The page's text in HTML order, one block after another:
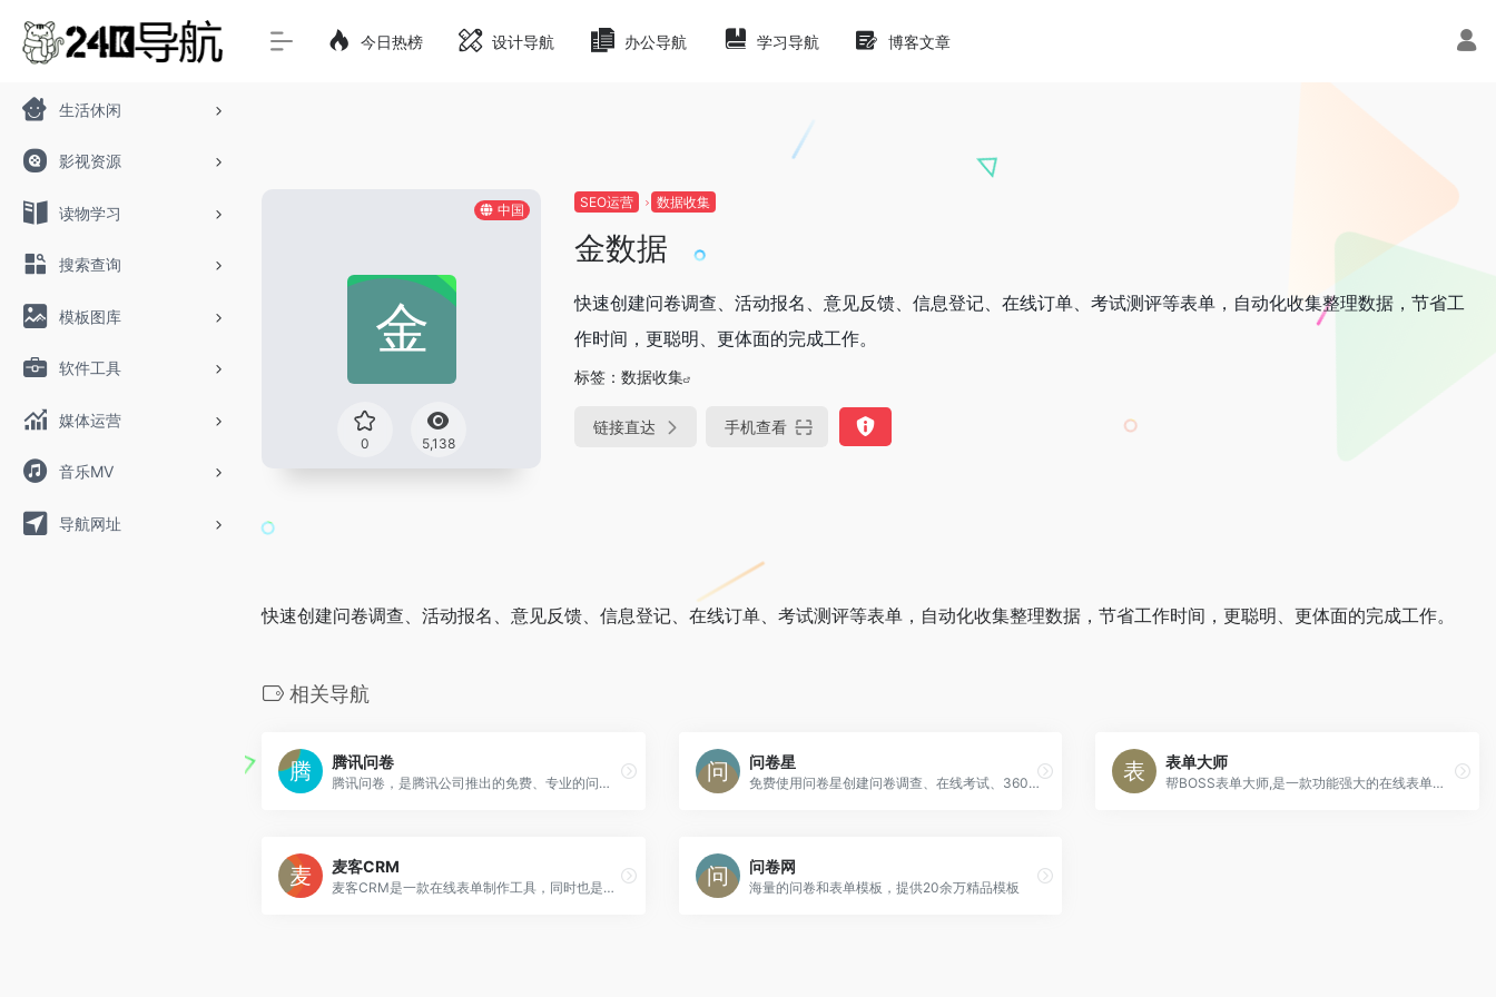
生活休闲
影视资源
读物学习
搜索查询
模板图库
软件工具
媒体运营
音乐MV
导航网址
今日热榜 设计导航 办公导航 学习导航 博客文章
中国
0 5,138
SEO运营 数据收集
金数据
快速创建问卷调查、活动报名、意见反馈、信息登记、在线订单、考试测评等表单，自动化收集整理数据，节省工
作时间，更聪明、更体面的完成工作。
标签： 数据收集
链接直达 手机查看
快速创建问卷调查、活动报名、意见反馈、信息登记、在线订单、考试测评等表单，自动化收集整理数据，节省工作时间，更聪明、更体面的完成工作。
相关导航
腾讯问卷
腾讯问卷，是腾讯公司推出的免费、专业的问卷调查系统。提供多种方式创建问卷，简单高效的编辑方式，强大的逻辑设置功能，专业的数据统计和样本甄别，让您轻松开启调研工作。
问卷星
免费使用问卷星创建问卷调查、在线考试、360度评估等应用
表单大师
帮BOSS表单大师,是一款功能强大的在线表单制作和数据收集分析工具。零基础用户也可快速创建调查问卷、活动报名、意见反馈、在线订单、信息登记、线上考试等各类表单并生成分析报表，通过短信、邮件推送及投票抽奖互动，轻松完成客户挖掘和营销推广。
麦客CRM
麦客CRM是一款在线表单制作工具，同时也是强大的客户信息处理和关系管理系统。她可以帮助你轻松完成信息收集与整理，实现客户挖掘与消息推送，并开展持续营销。
问卷网
海量的问卷和表单模板，提供20余万精品模板